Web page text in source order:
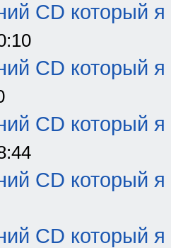
CD который я
CD который я
CD который я
CD который я
CD который я